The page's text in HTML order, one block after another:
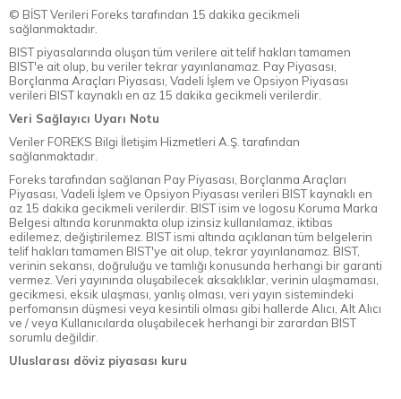
© BİST Verileri Foreks tarafından 15 dakika gecikmeli
sağlanmaktadır.
BIST piyasalarında oluşan tüm verilere ait telif hakları tamamen
BIST'e ait olup, bu veriler tekrar yayınlanamaz. Pay Piyasası,
Borçlanma Araçları Piyasası, Vadeli İşlem ve Opsiyon Piyasası
verileri BIST kaynaklı en az 15 dakika gecikmeli verilerdir.
Veri Sağlayıcı Uyarı Notu
Veriler FOREKS Bilgi İletişim Hizmetleri A.Ş. tarafından
sağlanmaktadır.
Foreks tarafından sağlanan Pay Piyasası, Borçlanma Araçları
Piyasası, Vadeli İşlem ve Opsiyon Piyasası verileri BIST kaynaklı en
az 15 dakika gecikmeli verilerdir. BIST isim ve logosu Koruma Marka
Belgesi altında korunmakta olup izinsiz kullanılamaz, iktibas
edilemez, değiştirilemez. BIST ismi altında açıklanan tüm belgelerin
telif hakları tamamen BIST'ye ait olup, tekrar yayınlanamaz. BIST,
verinin sekansı, doğruluğu ve tamlığı konusunda herhangi bir garanti
vermez. Veri yayınında oluşabilecek aksaklıklar, verinin ulaşmaması,
gecikmesi, eksik ulaşması, yanlış olması, veri yayın sistemindeki
perfomansın düşmesi veya kesintili olması gibi hallerde Alıcı, Alt Alıcı
ve / veya Kullanıcılarda oluşabilecek herhangi bir zarardan BIST
sorumlu değildir.
Uluslarası döviz piyasası kuru